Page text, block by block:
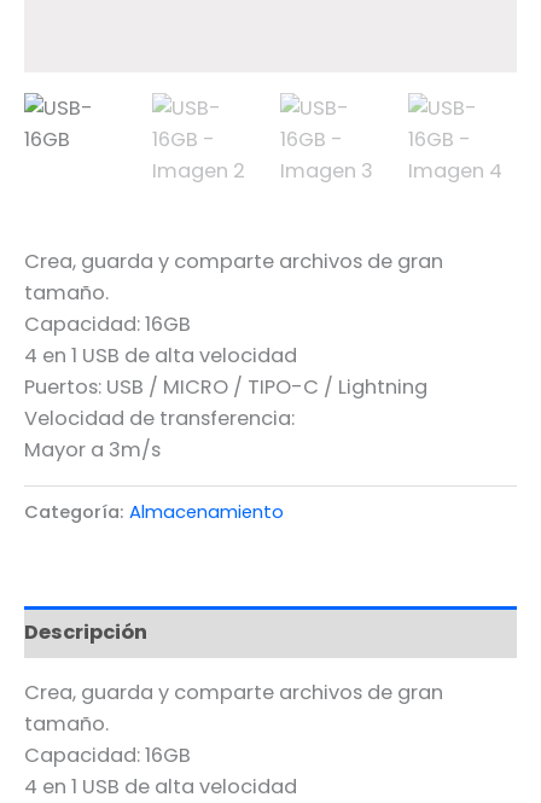
Crea, guarda y comparte archivos de gran
tamaño.
Capacidad: 16GB
4 en 1 USB de alta velocidad
Puertos: USB / MICRO / TIPO-C / Lightning
Velocidad de transferencia:
Mayor a 3m/s
Categoría: Almacenamiento
Descripción
Crea, guarda y comparte archivos de gran
tamaño.
Capacidad: 16GB
4 en 1 USB de alta velocidad